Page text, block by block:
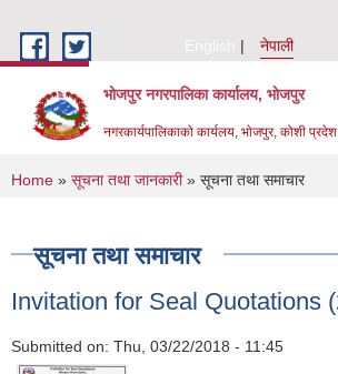
English
नेपाली
भोजपुर नगरपालिका कार्यालय, भाेजपुर
नगरकार्यपालिकाकाे कार्यलय, भाेजपुर, कोशी
You are here
Home » सूचना तथा जानकारी» सूचना तथा समाचार
सूचना तथा समाचार
Invitation for Seal Quotations
Submitted on: Thu, 03/22/2018 - 11:45